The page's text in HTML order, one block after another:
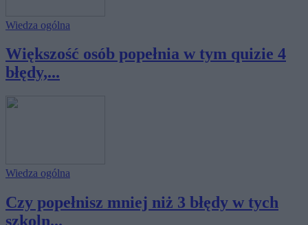
Wiedza ogólna
Większość osób popełnia w tym quizie 4
błędy,...
Wiedza ogólna
Czy popełnisz mniej niż 3 błędy w tych
szkoln...